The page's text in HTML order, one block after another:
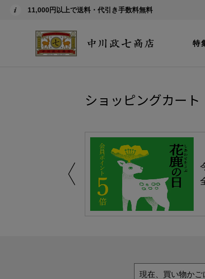
11,000円以上で送料・代引き手数料無料
特
ショッピングカート
現在、買い物かご